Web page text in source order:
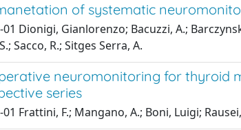
of systematic
01 Dionigi, Gianlorenzo; Bacuzzi, A.;
Sacco, R.; Sitges Serra, A.
neuromonitoring for thyroid
series
01 Frattini, F.; Mangano, A.; Boni, Luigi;